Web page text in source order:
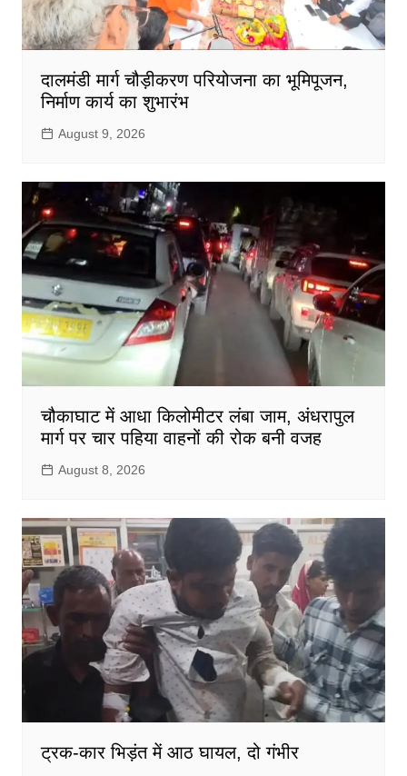
दालमंडी मार्ग चौड़ीकरण परियोजना का भूमिपूजन,
निर्माण कार्य का शुभारंभ
August 9, 2026
चौकाघाट में आधा किलोमीटर लंबा जाम, अंधरापुल
मार्ग पर चार पहिया वाहनों की रोक बनी वजह
August 8, 2026
ट्रक-कार भिड़ंत में आठ घायल, दो गंभीर